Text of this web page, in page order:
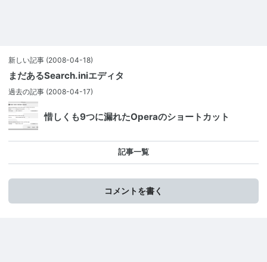
新しい記事 (2008-04-18)
まだあるSearch.iniエディタ
過去の記事 (2008-04-17)
惜しくも9つに漏れたOperaのショートカット
記事一覧
コメントを書く